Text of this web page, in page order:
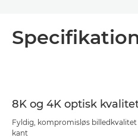
8K og 4K optisk
Fyldig, kompromisløs
kant